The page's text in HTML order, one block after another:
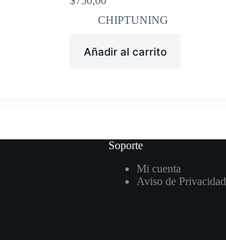
CHIPTUNING
Añadir al carrito
Soporte
Mi cuenta
Aviso de Privacidad